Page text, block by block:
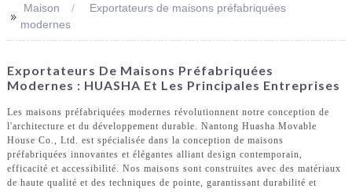
>> Maison
Exportateurs de maisons préfabriquées
modernes
Exportateurs De Maisons Préfabriquées
Modernes : HUASHA Et Les Principales Entreprises
Les maisons préfabriquées modernes révolutionnent notre conception de
l'architecture et du développement durable. Nantong Huasha Movable
House Co., Ltd. est spécialisée dans la conception de maisons
préfabriquées innovantes et élégantes alliant design contemporain,
efficacité et accessibilité. Nos maisons sont construites avec des matériaux
de haute qualité et des techniques de pointe, garantissant durabilité et